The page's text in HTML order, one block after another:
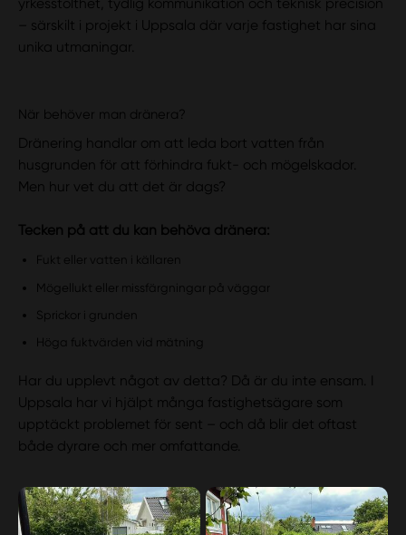
– särskilt i projekt i Uppsala där varje fastighet har sina
unika utmaningar.
När behöver man dränera?
Dränering handlar om att leda bort vatten från
husgrunden för att förhindra fukt- och mögelskador.
Men hur vet du att det är dags?
Tecken på att du kan behöva dränera:
Fukt eller vatten i källaren
Mögellukt eller missfärgningar på väggar
Sprickor i grunden
Höga fuktvärden vid mätning
Har du upplevt något av detta? Då är du inte ensam. I
Uppsala har vi hjälpt många fastighetsägare som
upptäckt problemet för sent – och då blir det oftast
både dyrare och mer omfattande.